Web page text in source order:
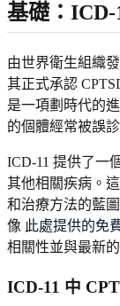
基礎：ICD-
由世界衛生組織
其正式承認
是一項劃時代的
的個體經常被誤
ICD-11 提供了一
其他相關疾病。
和治療方法的藍
像 此處提供的免
相關性並與最新
ICD-11 中